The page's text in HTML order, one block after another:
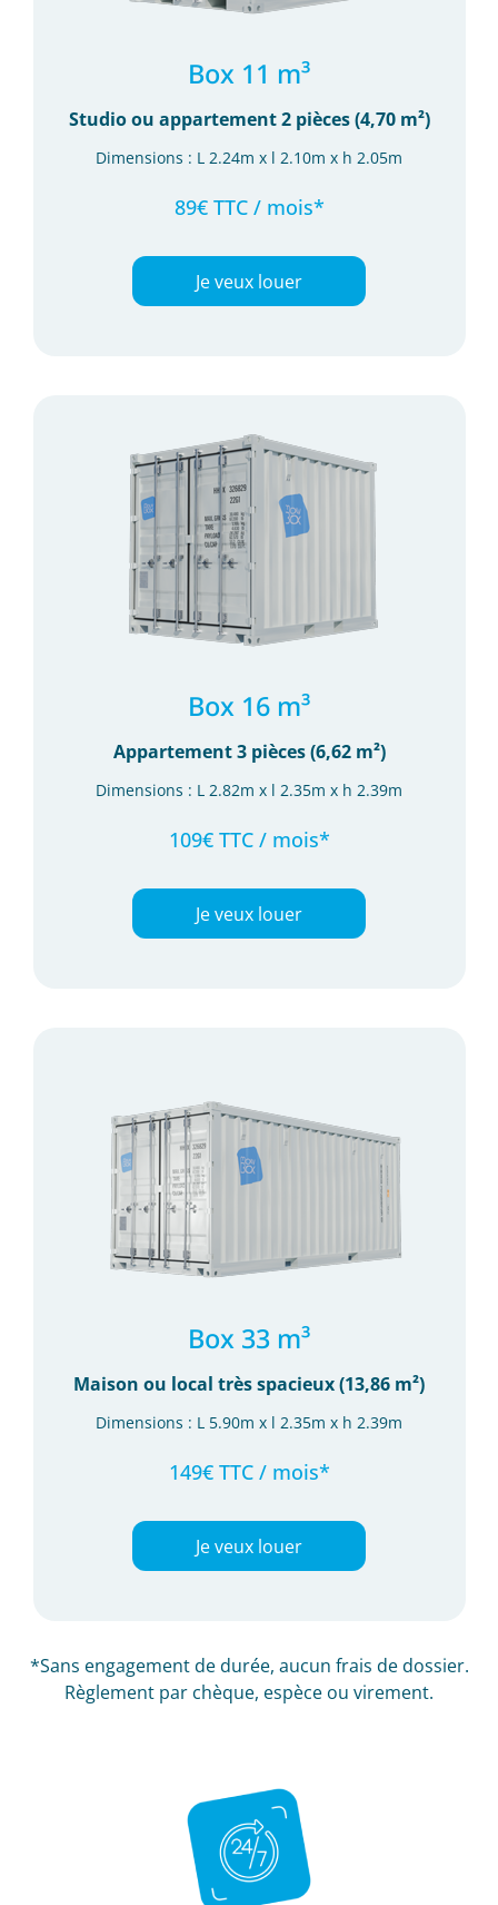
Box 11 m³
Studio ou appartement 2 pièces (4,70 m²)
Dimensions : L 2.24m x l 2.10m x h 2.05m
89€ TTC / mois*
Je veux louer
Box 16 m³
Appartement 3 pièces (6,62 m²)
Dimensions : L 2.82m x l 2.35m x h 2.39m
109€ TTC / mois*
Je veux louer
Box 33 m³
Maison ou local très spacieux (13,86 m²)
Dimensions : L 5.90m x l 2.35m x h 2.39m
149€ TTC / mois*
Je veux louer
*Sans engagement de durée, aucun frais de dossier.
Règlement par chèque, espèce ou virement.